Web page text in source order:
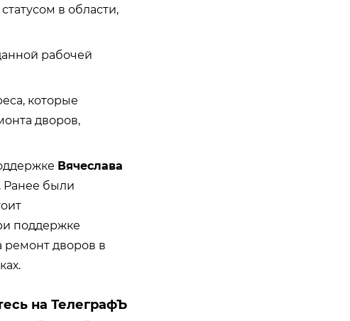
в области,
рабочей
которые
дворов,
Вячеслава
. Ранее были
поддержке
ремонт дворов в
на ТелеграфЪ